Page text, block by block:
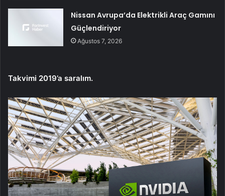
Nissan Avrupa’da Elektrikli Araç Gamını
Güçlendiriyor
Ağustos 7, 2026
Takvimi 2019’a saralım.